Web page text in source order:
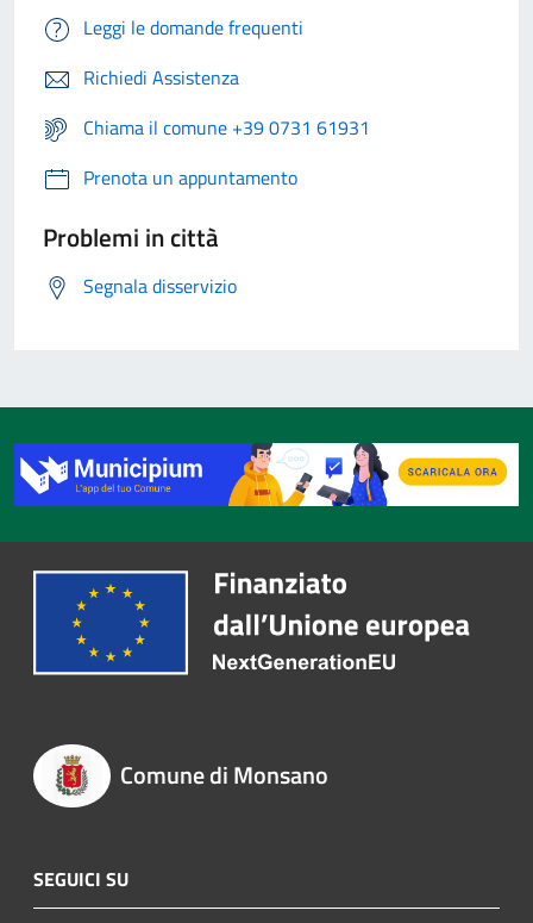
Leggi le domande frequenti
Richiedi Assistenza
Chiama il comune +39 0731 61931
Prenota un appuntamento
Problemi in città
Segnala disservizio
Comune di Monsano
SEGUICI SU